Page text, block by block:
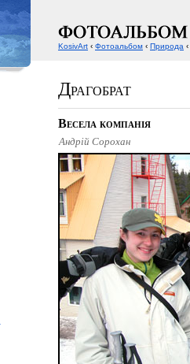
Драгобрат
Весела компанія
Андрій Сорохан
KosivArt ‹ Фотоальбом ‹ Природа